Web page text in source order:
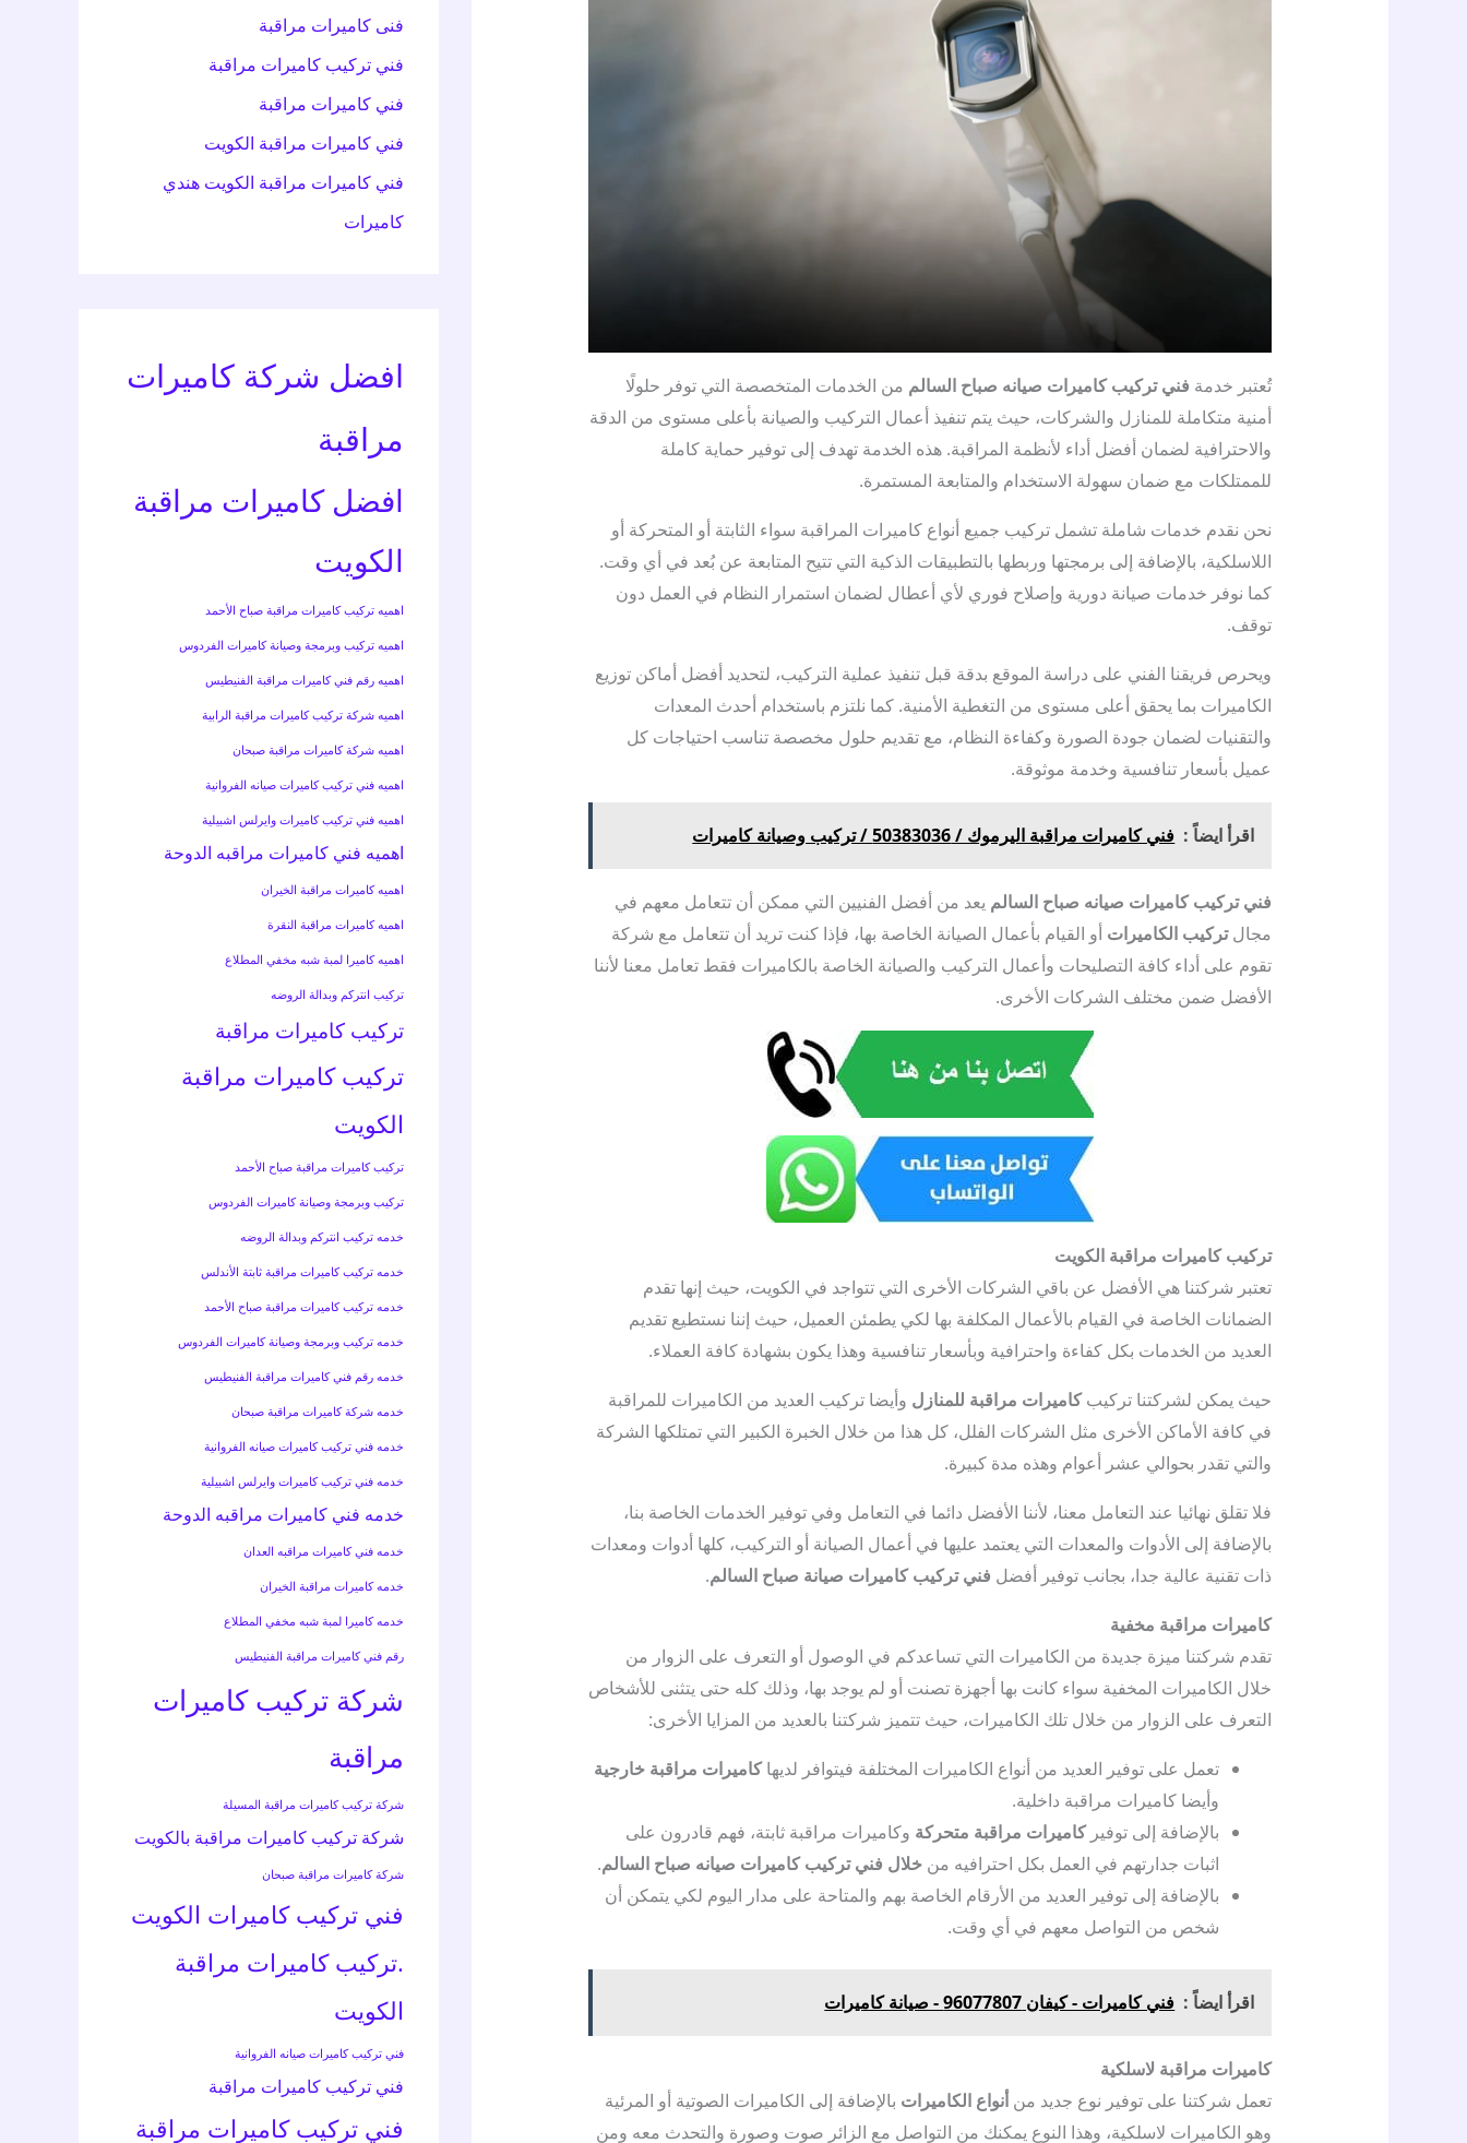
تُعتبر خدمة فني تركيب كاميرات صيانه صباح السالم من الخدمات المتخصصة التي توفر حلولًا
أمنية متكاملة للمنازل والشركات، حيث يتم تنفيذ أعمال التركيب والصيانة بأعلى مستوى من الدقة
والاحترافية لضمان أفضل أداء لأنظمة المراقبة. هذه الخدمة تهدف إلى توفير حماية كاملة
للممتلكات مع ضمان سهولة الاستخدام والمتابعة المستمرة.
نحن نقدم خدمات شاملة تشمل تركيب جميع أنواع كاميرات المراقبة سواء الثابتة أو المتحركة أو
اللاسلكية، بالإضافة إلى برمجتها وربطها بالتطبيقات الذكية التي تتيح المتابعة عن بُعد في أي وقت.
كما نوفر خدمات صيانة دورية وإصلاح فوري لأي أعطال لضمان استمرار النظام في العمل دون
توقف.
ويحرص فريقنا الفني على دراسة الموقع بدقة قبل تنفيذ عملية التركيب، لتحديد أفضل أماكن توزيع
الكاميرات بما يحقق أعلى مستوى من التغطية الأمنية. كما نلتزم باستخدام أحدث المعدات
والتقنيات لضمان جودة الصورة وكفاءة النظام، مع تقديم حلول مخصصة تناسب احتياجات كل
عميل بأسعار تنافسية وخدمة موثوقة.
اقرأ ايضاً : فني كاميرات مراقبة اليرموك / 50383036 / تركيب وصيانة كاميرات
فني تركيب كاميرات صيانه صباح السالم يعد من أفضل الفنيين التي ممكن أن تتعامل معهم في
مجالتركيب الكاميرات أو القيام بأعمال الصيانة الخاصة بها، فإذا كنت تريد أن تتعامل مع شركة
تقوم على أداء كافة التصليحات وأعمال التركيب والصيانة الخاصة بالكاميرات فقط تعامل معنا لأننا
الأفضل ضمن مختلف الشركات الأخرى.
تركيب كاميرات مراقبة الكويت
تعتبر شركتنا هي الأفضل عن باقي الشركات الأخرى التي تتواجد في الكويت، حيث إنها تقدم
الضمانات الخاصة في القيام بالأعمال المكلفة بها لكي يطمئن العميل، حيث إننا نستطيع تقديم
العديد من الخدمات بكل كفاءة واحترافية وبأسعار تنافسية وهذا يكون بشهادة كافة العملاء.
حيث يمكن لشركتنا تركيبكاميرات مراقبة للمنازل وأيضا تركيب العديد من الكاميرات للمراقبة
في كافة الأماكن الأخرى مثل الشركات الفلل، كل هذا من خلال الخبرة الكبير التي تمتلكها الشركة
والتي تقدر بحوالي عشر أعوام وهذه مدة كبيرة.
فلا تقلق نهائيا عند التعامل معنا، لأننا الأفضل دائما في التعامل وفي توفير الخدمات الخاصة بنا،
بالإضافة إلى الأدوات والمعدات التي يعتمد عليها في أعمال الصيانة أو التركيب، كلها أدوات ومعدات
ذات تقنية عالية جدا، بجانب توفير أفضل فني تركيب كاميرات صيانة صباح السالم.
كاميرات مراقبة مخفية
تقدم شركتنا ميزة جديدة من الكاميرات التي تساعدكم في الوصول أو التعرف على الزوار من
خلال الكاميرات المخفية سواء كانت بها أجهزة تصنت أو لم يوجد بها، وذلك كله حتى يتثنى للأشخاص
التعرف على الزوار من خلال تلك الكاميرات، حيث تتميز شركتنا بالعديد من المزايا الأخرى:
تعمل على توفير العديد من أنواع الكاميرات المختلفة فيتوافر لديهاكاميرات مراقبة خارجية
وأيضا كاميرات مراقبة داخلية.
بالإضافة إلى توفيركاميرات مراقبة متحركة وكاميرات مراقبة ثابتة، فهم قادرون على
اثبات جدارتهم في العمل بكل احترافيه من خلال فني تركيب كاميرات صيانه صباح السالم.
بالإضافة إلى توفير العديد من الأرقام الخاصة بهم والمتاحة على مدار اليوم لكي يتمكن أن
شخص من التواصل معهم في أي وقت.
اقرأ ايضاً : فني كاميرات - كيفان 96077807 - صيانة كاميرات
كاميرات مراقبة لاسلكية
تعمل شركتنا على توفير نوع جديد من أنواع الكاميرات بالإضافة إلى الكاميرات الصوتية أو المرئية
وهو الكاميرات لاسلكية، وهذا النوع يمكنك من التواصل مع الزائر صوت وصورة والتحدث معه ومن
فنى كاميرات مراقبة
فني تركيب كاميرات مراقبة
فني كاميرات مراقبة
فني كاميرات مراقبة الكويت
فني كاميرات مراقبة الكويت هندي
كاميرات
افضل شركة كاميرات
مراقبة
افضل كاميرات مراقبة
الكويت
اهميه تركيب كاميرات مراقبة صباح الأحمد
اهميه تركيب وبرمجة وصيانة كاميرات الفردوس
اهميه رقم فني كاميرات مراقبة الفنيطيس
اهميه شركة تركيب كاميرات مراقبة الرابية
اهميه شركة كاميرات مراقبة صبحان
اهميه فني تركيب كاميرات صيانه الفروانية
اهميه فني تركيب كاميرات وايرلس اشبيلية
اهميه فني كاميرات مراقبه الدوحة
اهميه كاميرات مراقبة الخيران
اهميه كاميرات مراقبة النقرة
اهميه كاميرا لمبة شبه مخفي المطلاع
تركيب انتركم وبدالة الروضه
تركيب كاميرات مراقبة
تركيب كاميرات مراقبة
الكويت
تركيب كاميرات مراقبة صباح الأحمد
تركيب وبرمجة وصيانة كاميرات الفردوس
خدمه تركيب انتركم وبدالة الروضه
خدمه تركيب كاميرات مراقبة ثابتة الأندلس
خدمه تركيب كاميرات مراقبة صباح الأحمد
خدمه تركيب وبرمجة وصيانة كاميرات الفردوس
خدمه رقم فني كاميرات مراقبة الفنيطيس
خدمه شركة كاميرات مراقبة صبحان
خدمه فني تركيب كاميرات صيانه الفروانية
خدمه فني تركيب كاميرات وايرلس اشبيلية
خدمه فني كاميرات مراقبه الدوحة
خدمه فني كاميرات مراقبه العدان
خدمه كاميرات مراقبة الخيران
خدمه كاميرا لمبة شبه مخفي المطلاع
رقم فني كاميرات مراقبة الفنيطيس
شركة تركيب كاميرات
مراقبة
شركة تركيب كاميرات مراقبة المسيلة
شركة تركيب كاميرات مراقبة بالكويت
شركة كاميرات مراقبة صبحان
فني تركيب كاميرات الكويت
.تركيب كاميرات مراقبة
الكويت
فني تركيب كاميرات صيانه الفروانية
فني تركيب كاميرات مراقبة
فني تركيب كاميرات مراقبة